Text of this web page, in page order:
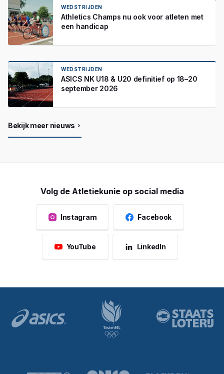
WEDSTRIJDEN
Athletics Champs nu ook voor atleten met
een handicap
WEDSTRIJDEN
ASICS NK U18 & U20 definitief op 18–20
september 2026
Bekijk meer nieuws
Volg de Atletiekunie op social media
Instagram Facebook
YouTube LinkedIn